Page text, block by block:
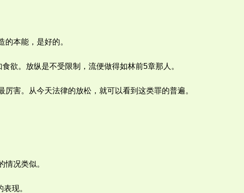
本能，是好的。
欲。放纵是不受限制，流便做得如林前5章那人。
害。从今天法律的放松，就可以看到这类罪的普遍。
况类似。
现。